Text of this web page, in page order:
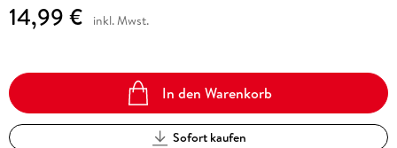
14,99 € inkl. Mwst.
In den Warenkorb
Sofort kaufen